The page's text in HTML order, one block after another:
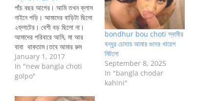
পাঁচ বছর আগের। আমি তখন ক্লাস
নাইনে পড়ি। আমাদের বাড়িটা ছিলো
২ফ্লাটের। বেশী বড় ছিলো না।
আমাদের পরিবারে আমি, মা আর
বাবা থাকতাম।তবে আমার রুম
ছিলো পাশের ফ্লাটের একটা রুম,
কারণ আমাদের ফ্লাটেছিল দুইটা বেড
রুম। তাই একটু রিলাক্সের জন্য আমি
সেই ফ্লাটে ছিলো এক্সট্রা আরো…
January 1, 2017
In "new bangla choti
golpo"
bondhur bou choti স্বামীর
বন্ধুর চোদায় আমার গুদের খায়েশ
মিটলো
September 8, 2025
In "bangla chodar
kahini"